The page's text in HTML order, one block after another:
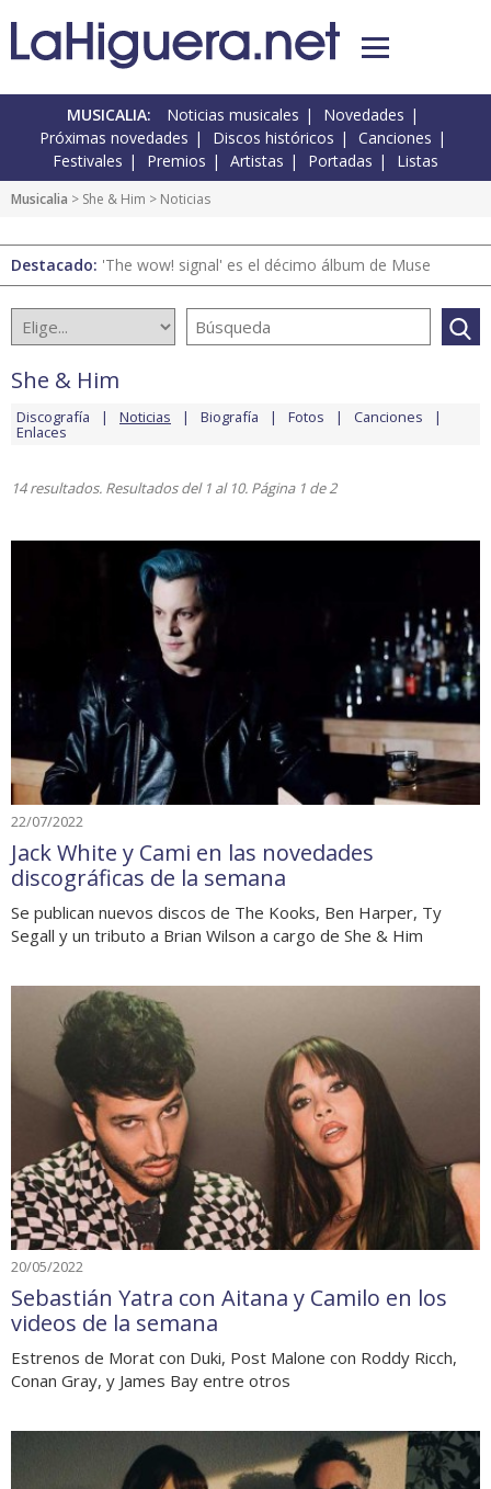
MUSICALIA: Noticias musicales
Novedades
Próximas novedades
Discos históricos
Canciones
Festivales
Premios Artistas Portadas Listas
Musicalia > She & Him > Noticias
Destacado: 'The wow! signal' es el décimo álbum de Muse
She & Him
Discografía Noticias Biografía Fotos Canciones
Enlaces
14 resultados. Resultados del 1 al 10. Página 1 de 2
22/07/2022
Jack White y Cami en las novedades
discográficas de la semana
Se publican nuevos discos de The Kooks, Ben Harper, Ty
Segall y un tributo a Brian Wilson a cargo de She & Him
20/05/2022
Sebastián Yatra con Aitana y Camilo en los
videos de la semana
Estrenos de Morat con Duki, Post Malone con Roddy Ricch,
Conan Gray, y James Bay entre otros